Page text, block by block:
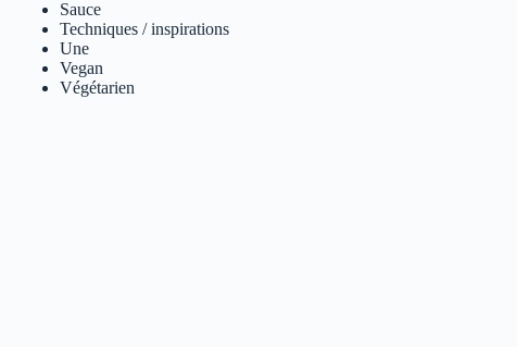
Sauce
Techniques / inspirations
Une
Vegan
Végétarien